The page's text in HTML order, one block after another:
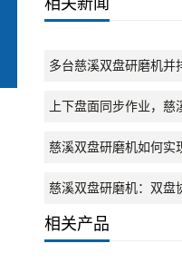
相关新闻
多台慈溪双盘研磨机并
上下盘面同步作业，
慈溪双盘研磨机如何实
慈溪双盘研磨机：双盘
相关产品